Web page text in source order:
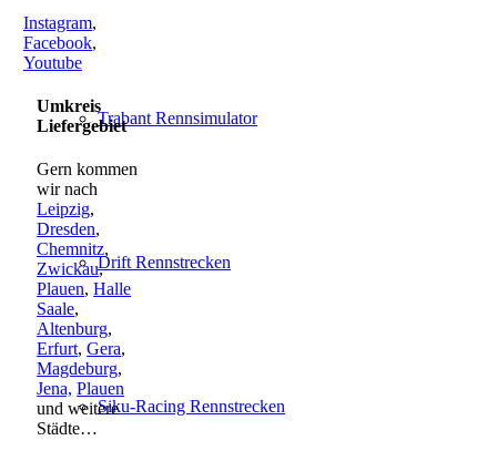
Trabant Rennsimulator
Drift Rennstrecken
Siku-Racing Rennstrecken
Instagram,
Facebook,
Youtube
Umkreis
Liefergebiet
Gern kommen
wir nach
Leipzig,
Dresden,
Chemnitz,
Zwickau,
Plauen,Halle
Saale,
Altenburg,
Erfurt,Gera,
Magdeburg,
Jena, Plauen
und weitere
Städte…